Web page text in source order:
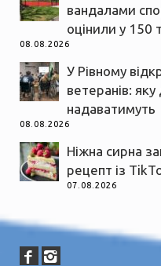
вандалами
оцінили у 150
08.08.2026
У Рівному
ветеранів:
надаватимуть
08.08.2026
Ніжна сирна
рецепт із
07.08.2026